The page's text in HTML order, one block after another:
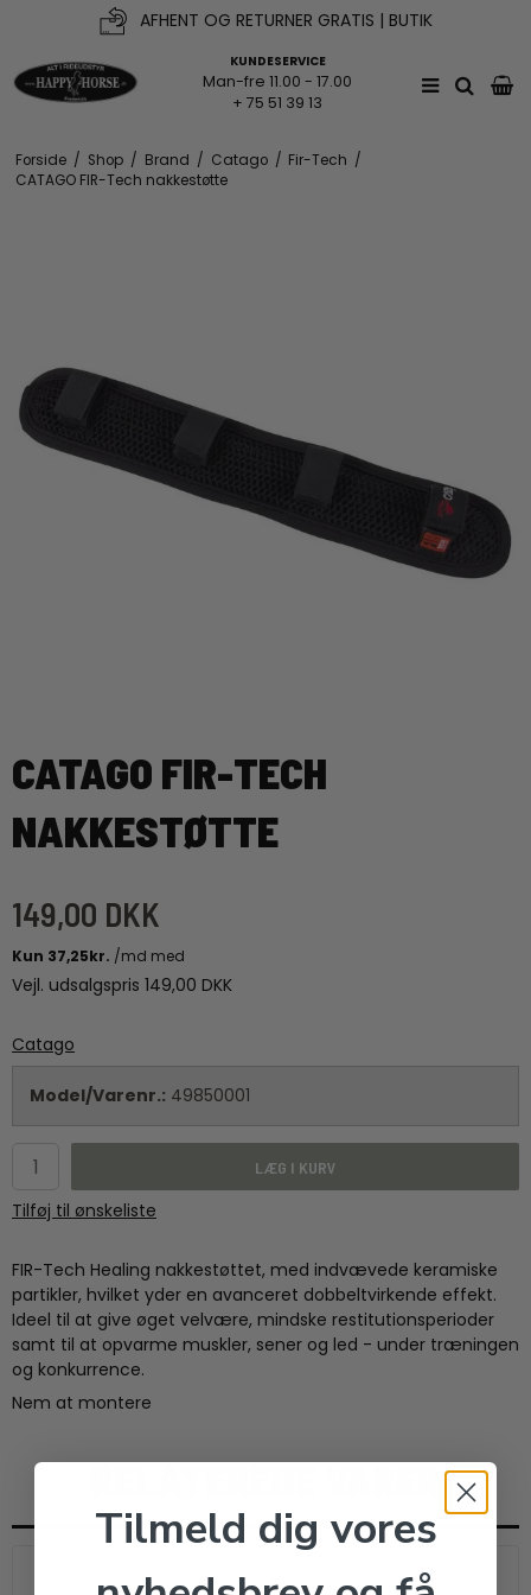
AFHENT OG RETURNER GRATIS | BUTIK
KUNDESERVICE
Man-fre 11.00 - 17.00
+ 75 51 39 13
Forside / Shop / Brand / Catago / Fir-Tech /
CATAGO FIR-Tech nakkestøtte
CATAGO FIR-TECH
NAKKESTØTTE
149,00 DKK
Vejl. udsalgspris 149,00 DKK
Catago
Model/Varenr.: 49850001
LÆG I KURV
Tilføj til ønskeliste
FIR-Tech Healing nakkestøttet, med indvævede keramiske
partikler, hvilket yder en avanceret dobbeltvirkende effekt.
Ideel til at give øget velvære, mindske restitutionsperioder
samt til at opvarme muskler, sener og led - under træningen
og konkurrence.
Nem at montere
RELATEREDE VARER
Tilmeld dig vores